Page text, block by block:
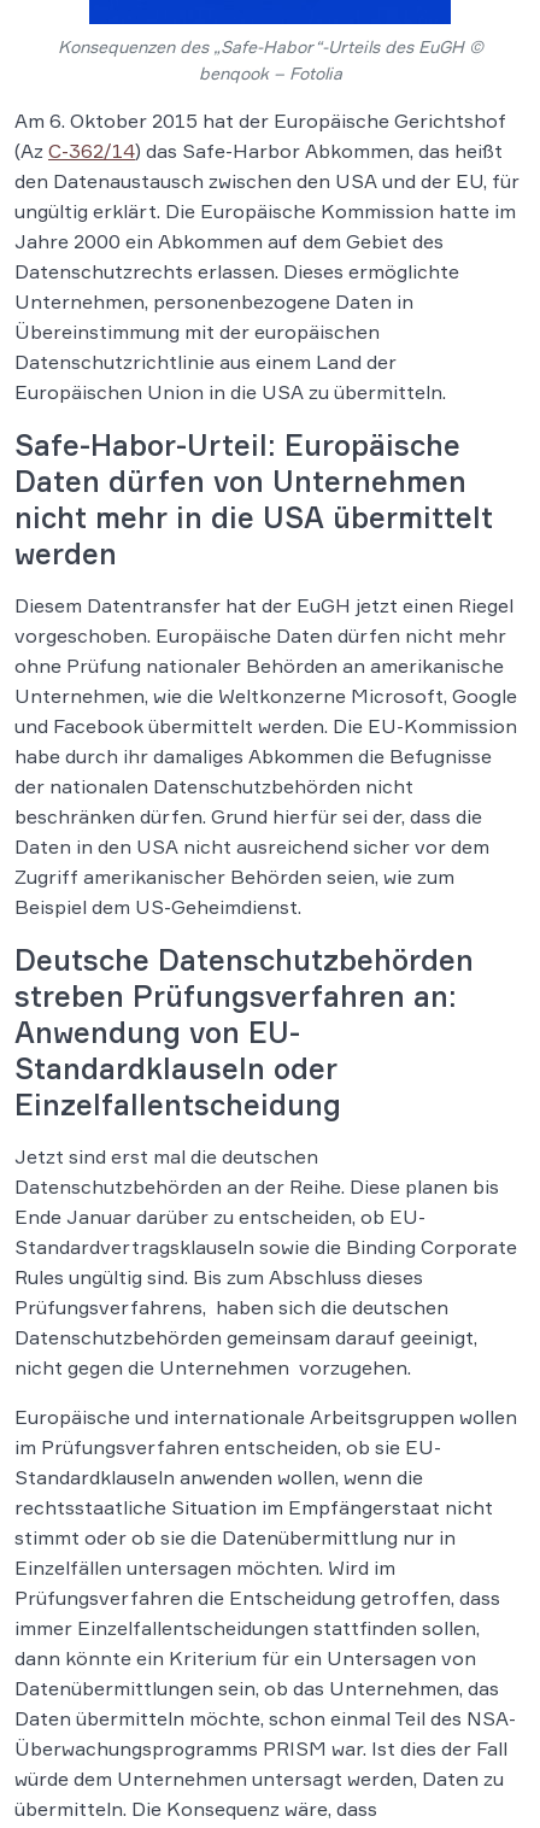
Konsequenzen des „Safe-Habor“-Urteils des EuGH ©
benqook – Fotolia
Am 6. Oktober 2015 hat der Europäische Gerichtshof
(Az C-362/14) das Safe-Harbor Abkommen, das heißt
den Datenaustausch zwischen den USA und der EU, für
ungültig erklärt. Die Europäische Kommission hatte im
Jahre 2000 ein Abkommen auf dem Gebiet des
Datenschutzrechts erlassen. Dieses ermöglichte
Unternehmen, personenbezogene Daten in
Übereinstimmung mit der europäischen
Datenschutzrichtlinie aus einem Land der
Europäischen Union in die USA zu übermitteln.
Safe-Habor-Urteil: Europäische
Daten dürfen von Unternehmen
nicht mehr in die USA übermittelt
werden
Diesem Datentransfer hat der EuGH jetzt einen Riegel
vorgeschoben. Europäische Daten dürfen nicht mehr
ohne Prüfung nationaler Behörden an amerikanische
Unternehmen, wie die Weltkonzerne Microsoft, Google
und Facebook übermittelt werden. Die EU-Kommission
habe durch ihr damaliges Abkommen die Befugnisse
der nationalen Datenschutzbehörden nicht
beschränken dürfen. Grund hierfür sei der, dass die
Daten in den USA nicht ausreichend sicher vor dem
Zugriff amerikanischer Behörden seien, wie zum
Beispiel dem US-Geheimdienst.
Deutsche Datenschutzbehörden
streben Prüfungsverfahren an:
Anwendung von EU-
Standardklauseln oder
Einzelfallentscheidung
Jetzt sind erst mal die deutschen
Datenschutzbehörden an der Reihe. Diese planen bis
Ende Januar darüber zu entscheiden, ob EU-
Standardvertragsklauseln sowie die Binding Corporate
Rules ungültig sind. Bis zum Abschluss dieses
Prüfungsverfahrens, haben sich die deutschen
Datenschutzbehörden gemeinsam darauf geeinigt,
nicht gegen die Unternehmen vorzugehen.
Europäische und internationale Arbeitsgruppen wollen
im Prüfungsverfahren entscheiden, ob sie EU-
Standardklauseln anwenden wollen, wenn die
rechtsstaatliche Situation im Empfängerstaat nicht
stimmt oder ob sie die Datenübermittlung nur in
Einzelfällen untersagen möchten. Wird im
Prüfungsverfahren die Entscheidung getroffen, dass
immer Einzelfallentscheidungen stattfinden sollen,
dann könnte ein Kriterium für ein Untersagen von
Datenübermittlungen sein, ob das Unternehmen, das
Daten übermitteln möchte, schon einmal Teil des NSA-
Überwachungsprogramms PRISM war. Ist dies der Fall
würde dem Unternehmen untersagt werden, Daten zu
übermitteln. Die Konsequenz wäre, dass